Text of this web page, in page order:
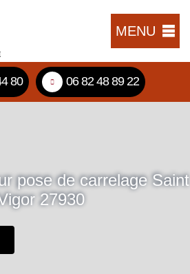
MENU
80 06 82 48 89 22
pose de carrelage Saint
27930